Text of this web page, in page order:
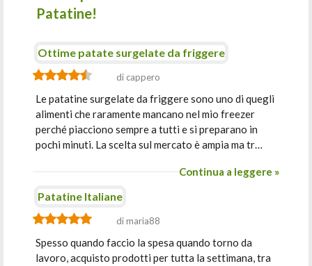
Patatine!
Ottime patate surgelate da friggere
di cappero
Le patatine surgelate da friggere sono uno di quegli
alimenti che raramente mancano nel mio freezer
perché piacciono sempre a tutti e si preparano in
pochi minuti. La scelta sul mercato è ampia ma tr…
Continua a leggere »
Patatine Italiane
di maria88
Spesso quando faccio la spesa quando torno da
lavoro, acquisto prodotti per tutta la settimana, tra